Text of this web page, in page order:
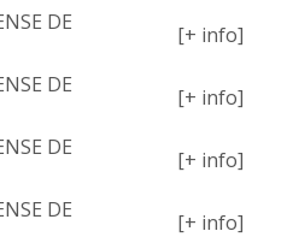
DE
[+ info]
DE
[+ info]
DE
[+ info]
DE
[+ info]